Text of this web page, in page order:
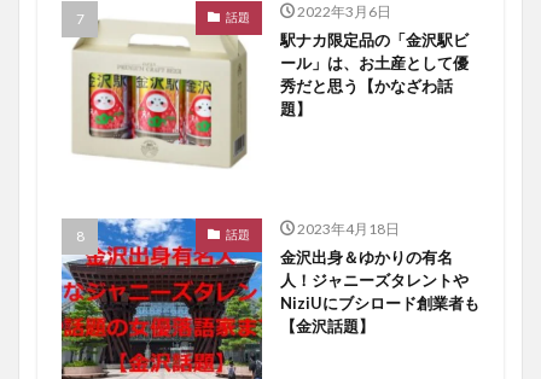
話題 2022年3月6日
駅ナカ限定品の「金沢駅ビ
ール」は、お土産として優
秀だと思う【かなざわ話
題】
話題 2023年4月18日
金沢出身＆ゆかりの有名
人！ジャニーズタレントや
NiziUにブシロード創業者も
【金沢話題】